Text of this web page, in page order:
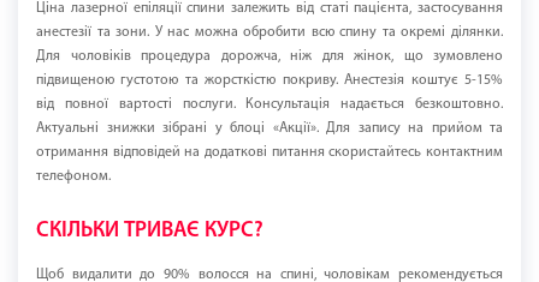
Ціна лазерної епіляції спини залежить від статі пацієнта, застосування
анестезії та зони. У нас можна обробити всю спину та окремі ділянки.
Для чоловіків процедура дорожча, ніж для жінок, що зумовлено
підвищеною густотою та жорсткістю покриву. Анестезія коштує 5-15%
від повної вартості послуги. Консультація надається безкоштовно.
Актуальні знижки зібрані у блоці «Акції». Для запису на прийом та
отримання відповідей на додаткові питання скористайтесь контактним
телефоном.
СКІЛЬКИ ТРИВАЄ КУРС?
Щоб видалити до 90% волосся на спині, чоловікам рекомендується